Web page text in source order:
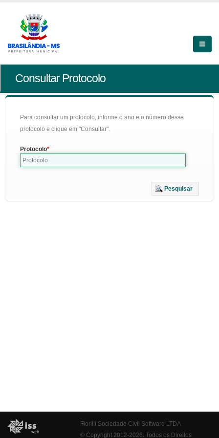
Consultar Protocolo
Para consultar um protocolo, informe o ano e o número desse
protocolo e clique em "Consultar".
Protocolo
Pesquisar
Fiorilli Sociedade Civil Software LTDA
© Copyright 2012-2026. Todos os Direitos